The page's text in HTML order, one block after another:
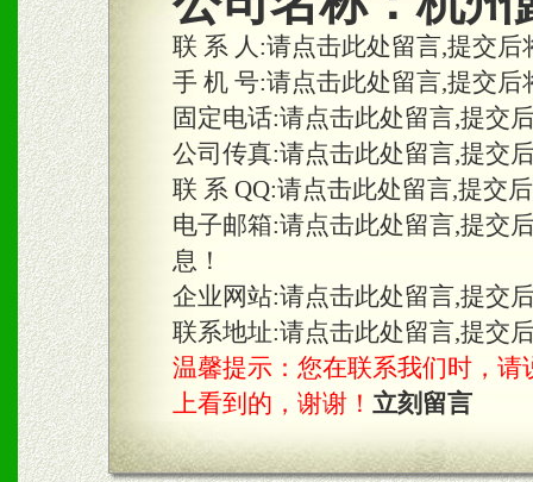
合作关系。
三、物料及媒体
1、免费提供体验及宣传彩
2、不定期在各大知名网站
知名度和影响力。
3、根据地方实际情况提供
具。
联 系 人:请点击此处留言,提交
手 机 号:请点击此处留言,提交
固定电话:请点击此处留言,提交
公司传真:请点击此处留言,提交
联 系 QQ:请点击此处留言,提交
电子邮箱:请点击此处留言,提交
息！
企业网站:请点击此处留言,提交
联系地址:请点击此处留言,提交
温馨提示：您在联系我们时，请
上看到的，谢谢！ 立刻留言